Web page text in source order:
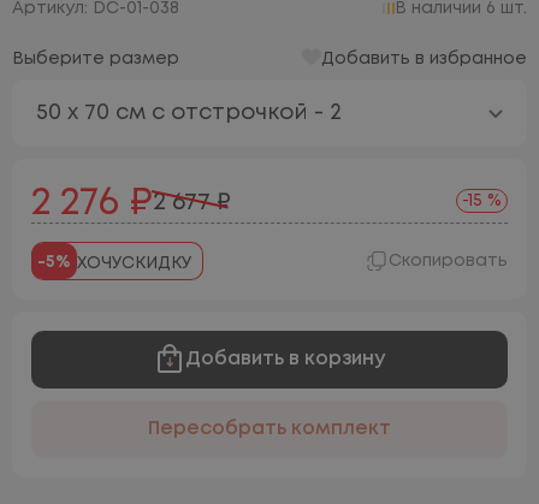
Артикул: DC-01-038 В наличии 6 шт.
Выберите размер Добавить в избранное
50 х 70 см с отстрочкой - 2
2 276 ₽2 677 ₽ -15 %
-5% ХОЧУСКИДКУ Скопировать
Добавить в корзину
Пересобрать комплект